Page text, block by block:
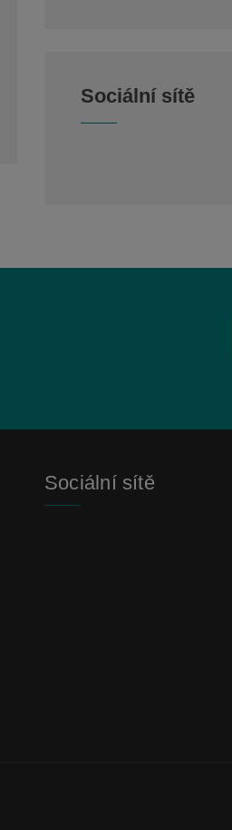
Sociální sítě
Sociální sítě